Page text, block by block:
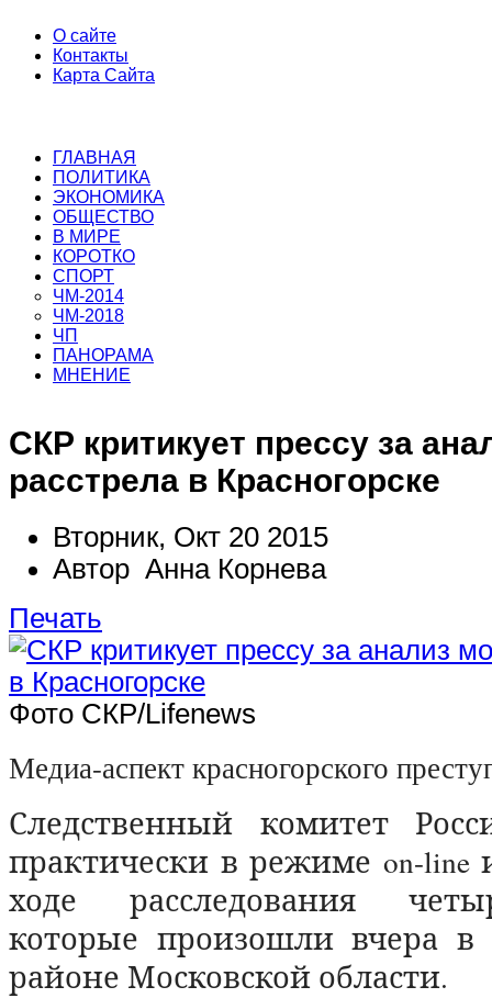
О сайте
Контакты
Карта Сайта
ГЛАВНАЯ
ПОЛИТИКА
ЭКОНОМИКА
ОБЩЕСТВО
В МИРЕ
КОРОТКО
СПОРТ
ЧМ-2014
ЧМ-2018
ЧП
ПАНОРАМА
МНЕНИЕ
СКР критикует прессу за
расстрела в Красногорске
Вторник, Окт 20 2015
Автор Анна Корнева
Печать
Фото СКР/Lifenews
Медиа-аспект красногорского
Следственный комитет
практически в режиме on-line
ходе расследования
которые произошли вчера в
районе Московской области.